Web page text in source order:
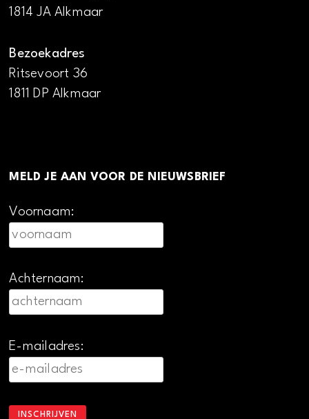
1814 JA Alkmaar
Bezoekadres
Ritsevoort 36
1811 DP Alkmaar
MELD JE AAN VOOR DE NIEUWSBRIEF
Voornaam:
Achternaam:
E-mailadres: